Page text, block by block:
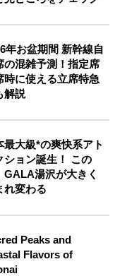
年お盆期間 新幹線自
の混雑予測！指定席
時に使える立席特急
解説
最大級*の爽快系アト
ション誕生！ この
GALA湯沢が大きく
れ変わる
Peaks and
Flavors of